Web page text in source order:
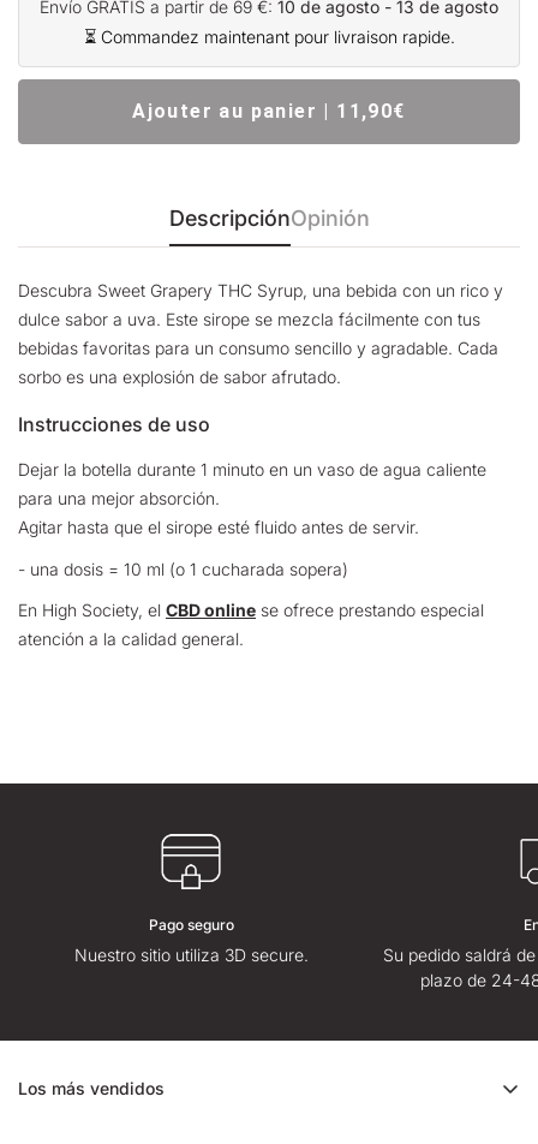
Envío GRATIS a partir de 69 €: 10 de agosto - 13 de agosto
⏳ Commandez maintenant pour livraison rapide.
Ajouter au panier | 11,90€
DescripciónOpinión
Descubra Sweet Grapery THC Syrup, una bebida con un rico y
dulce sabor a uva. Este sirope se mezcla fácilmente con tus
bebidas favoritas para un consumo sencillo y agradable. Cada
sorbo es una explosión de sabor afrutado.
Instrucciones de uso
Dejar la botella durante 1 minuto en un vaso de agua caliente
para una mejor absorción.
Agitar hasta que el sirope esté fluido antes de servir.
- una dosis = 10 ml (o 1 cucharada sopera)
En High Society, el CBD online se ofrece prestando especial
atención a la calidad general.
Pago seguro
Nuestro sitio utiliza 3D secure.
Su pedido saldrá
plazo de 24-
Los más vendidos